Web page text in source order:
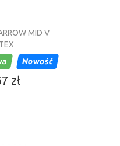
MID V
Nowość
zł